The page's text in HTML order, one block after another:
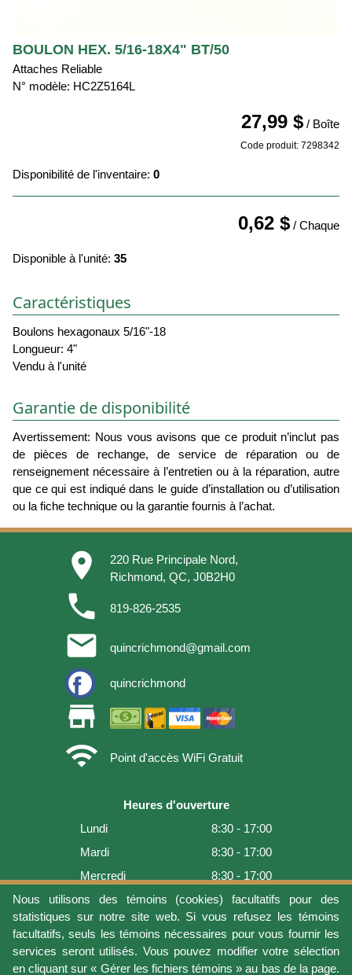
Nous utilisons des témoins (cookies) facultatifs pour des
statistiques sur notre site web. Si vous refusez les témoins
facultatifs, seuls les témoins nécessaires pour vous fournir les
services seront utilisés. Vous pouvez modifier votre sélection
en cliquant sur « Gérer les fichiers témoins » au bas de la page.
BOULON HEX. 5/16-18X4" BT/50
Attaches Reliable
N° modèle: HC2Z5164L
27,99 $ / Boîte
Code produit: 7298342
Disponibilité de l'inventaire: 0
0,62 $ / Chaque
Disponible à l'unité: 35
Caractéristiques
Boulons hexagonaux 5/16"-18
Longueur: 4"
Vendu à l'unité
Garantie de disponibilité
Avertissement: Nous vous avisons que ce produit n’inclut pas
de pièces de rechange, de service de réparation ou de
renseignement nécessaire à l’entretien ou à la réparation, autre
que ce qui est indiqué dans le guide d’installation ou d’utilisation
ou la fiche technique ou la garantie fournis à l’achat.
place
220 Rue Principale Nord,
Richmond, QC, J0B2H0
phone 819-826-2535
email quincrichmond@gmail.com
quincrichmond
store
wifi
Point d'accès WiFi Gratuit
Heures d'ouverture
Lundi
8:30 - 17:00
Mardi
8:30 - 17:00
Mercredi
8:30 - 17:00
Jeudi
8:30 - 17:00
Vendredi
8:30 - 17:00
Samedi
9:00 - 16:00
Dimanche
Fermé